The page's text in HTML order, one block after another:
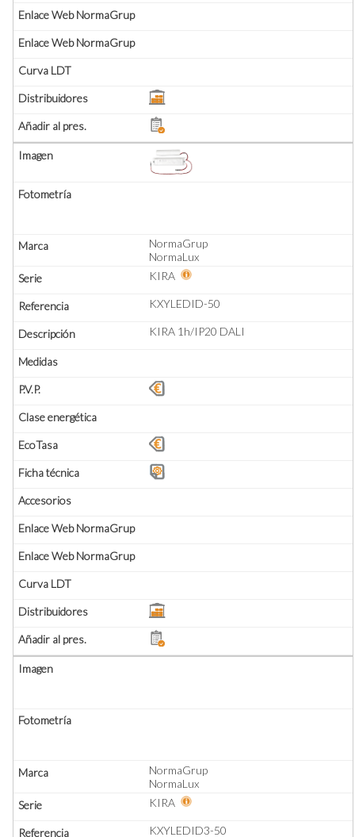
NormaGrup
NormaLux
KIRA
KXYLEDID-50
KIRA 1h/IP20 DALI
NormaGrup
NormaLux
KIRA
KXYLEDID3-50